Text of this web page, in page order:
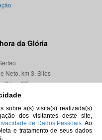
sobre a(s) visita(s) realizada(s)
dos visitantes deste site,
de Dados Pessoais. Ao
e tratamento de seus dados
da Glória
Neto, km 3, Silos
Glória/SE
000